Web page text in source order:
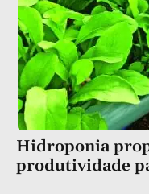
Hidroponia
produtividade